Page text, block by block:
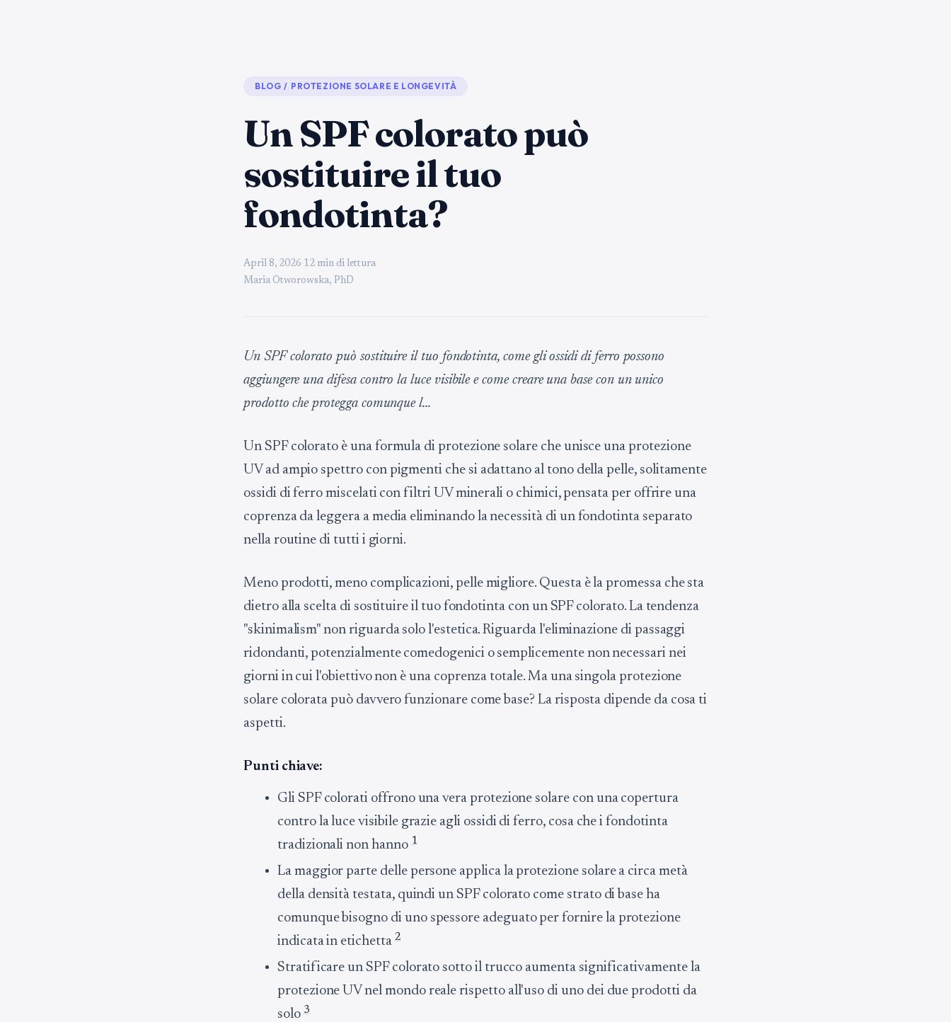
BLOG / PROTEZIONE SOLARE E LONGEVITÀ
Un SPF colorato può
sostituire il tuo
fondotinta?
April 8, 2026· 12 min di lettura
Maria Otworowska, PhD
Un SPF colorato può sostituire il tuo fondotinta, come gli ossidi di ferro possono
aggiungere una difesa contro la luce visibile e come creare una base con un unico
prodotto che protegga comunque l...
Un SPF colorato è una formula di protezione solare che unisce una protezione
UV ad ampio spettro con pigmenti che si adattano al tono della pelle, solitamente
ossidi di ferro miscelati con filtri UV minerali o chimici, pensata per offrire una
coprenza da leggera a media eliminando la necessità di un fondotinta separato
nella routine di tutti i giorni.
Meno prodotti, meno complicazioni, pelle migliore. Questa è la promessa che sta
dietro alla scelta di sostituire il tuo fondotinta con un SPF colorato. La tendenza
"skinimalism" non riguarda solo l'estetica. Riguarda l'eliminazione di passaggi
ridondanti, potenzialmente comedogenici o semplicemente non necessari nei
giorni in cui l'obiettivo non è una coprenza totale. Ma una singola protezione
solare colorata può davvero funzionare come base? La risposta dipende da cosa ti
aspetti.
Punti chiave:
Gli SPF colorati offrono una vera protezione solare con una copertura
contro la luce visibile grazie agli ossidi di ferro, cosa che i fondotinta
tradizionali non hanno 1
La maggior parte delle persone applica la protezione solare a circa metà
della densità testata, quindi un SPF colorato come strato di base ha
comunque bisogno di uno spessore adeguato per fornire la protezione
indicata in etichetta 2
Stratificare un SPF colorato sotto il trucco aumenta significativamente la
protezione UV nel mondo reale rispetto all'uso di uno dei due prodotti da
solo 3